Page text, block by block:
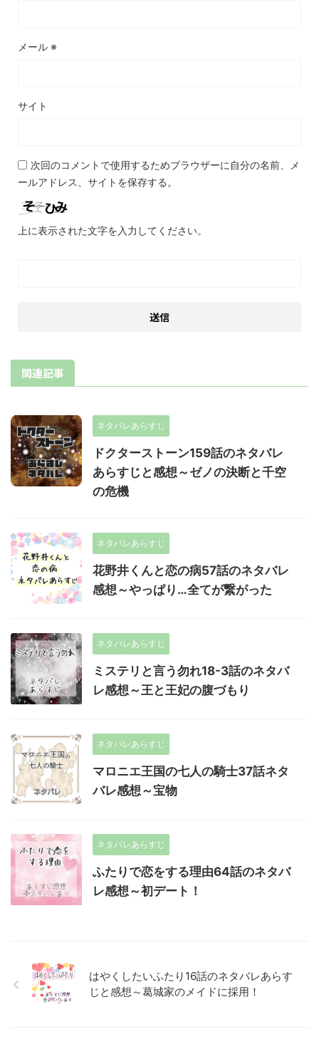
メール ※
サイト
次回のコメントで使用するためブラウザーに自分の名前、メ
ールアドレス、サイトを保存する。
上に表示された文字を入力してください。
関連記事
ネタバレあらすじ
ドクターストーン159話のネタバレ
あらすじと感想～ゼノの決断と千空
の危機
ネタバレあらすじ
花野井くんと恋の病57話のネタバレ
感想～やっぱり…全てが繋がった
ネタバレあらすじ
ミステリと言う勿れ18-3話のネタバ
レ感想～王と王妃の腹づもり
ネタバレあらすじ
マロニエ王国の七人の騎士37話ネタ
バレ感想～宝物
ネタバレあらすじ
ふたりで恋をする理由64話のネタバ
レ感想～初デート！
はやくしたいふたり16話のネタバレあらす
じと感想～葛城家のメイドに採用！